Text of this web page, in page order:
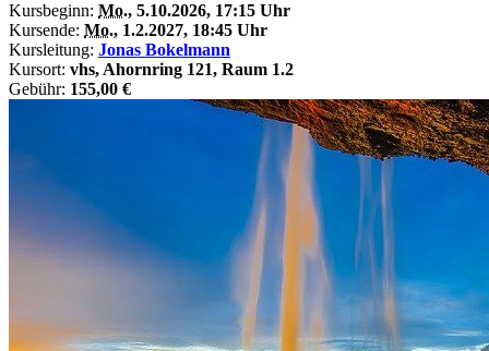
Kursbeginn: Mo., 5.10.2026, 17:15 Uhr
Kursende: Mo., 1.2.2027, 18:45 Uhr
Kursleitung: Jonas Bokelmann
Kursort: vhs, Ahornring 121, Raum 1.2
Gebühr: 155,00 €